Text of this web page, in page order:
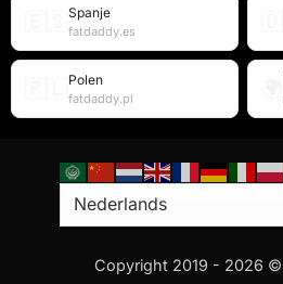
Spanje
fatdaddy.es
Polen
fatdaddy.pl
Copyright 2019 - 2026 ©